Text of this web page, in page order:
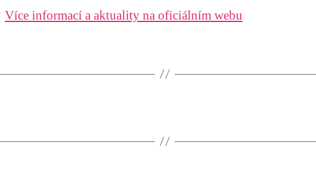
Více informací a aktuality na oficiálním webu